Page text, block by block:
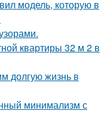
модель, которую в
квартиры 32 м 2 в
долгую жизнь в
минимализм с